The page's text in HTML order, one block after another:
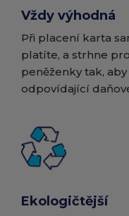
Vždy výhodná
Při placení karta
platíte, a strhne
peněženky tak,
odpovídající
Ekologičtější